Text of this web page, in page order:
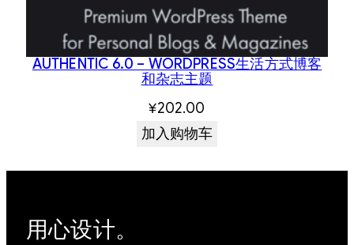
AUTHENTIC 6.0 – WORDPRESS生活方式博客
和杂志主题
¥202.00
加入购物车
用心设计。